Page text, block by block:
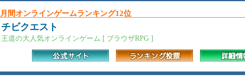
月間オンラインゲームランキング12位
チビクエスト
王道の大人気オンラインゲーム [ ブラウザRPG ]